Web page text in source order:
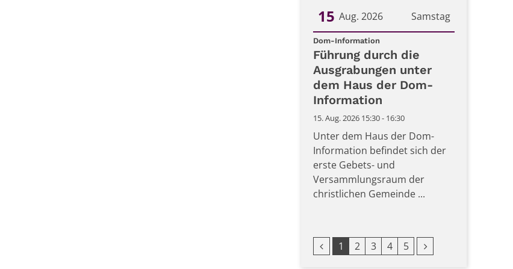
Samstag
15 Aug. 2026
Datum: 15. August 2026
Dom-Information:
Führung durch die
Ausgrabungen unter
dem Haus der Dom-
Information
15. Aug. 2026 15:30 - 16:30
Unter dem Haus der Dom-
Information befindet sich der
erste Gebets- und
Versammlungsraum der
christlichen Gemeinde ...
Vorherige Seite
1 2 3 4 5 Nächste Seite